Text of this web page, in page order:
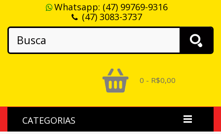
Whatsapp: (47) 99769-9316
(47) 3083-3737
0 - R$0,00
CATEGORIAS